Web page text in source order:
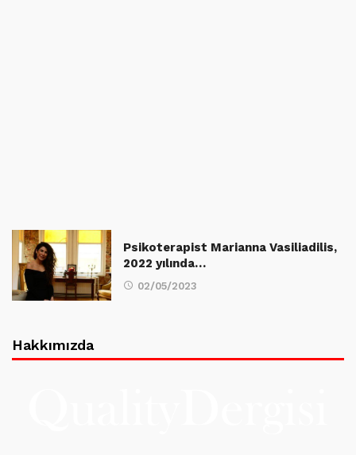
Psikoterapist Marianna Vasiliadilis,
2022 yılında…
02/05/2023
Hakkımızda